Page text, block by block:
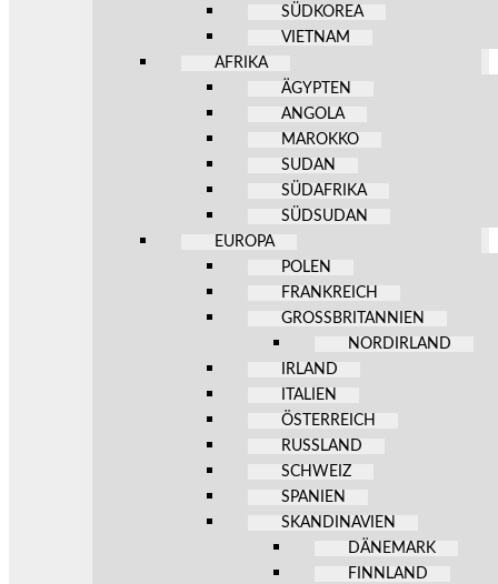
SÜDKOREA
VIETNAM
AFRIKA
ÄGYPTEN
ANGOLA
MAROKKO
SUDAN
SÜDAFRIKA
SÜDSUDAN
EUROPA
POLEN
FRANKREICH
GROSSBRITANNIEN
NORDIRLAND
IRLAND
ITALIEN
ÖSTERREICH
RUSSLAND
SCHWEIZ
SPANIEN
SKANDINAVIEN
DÄNEMARK
FINNLAND